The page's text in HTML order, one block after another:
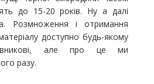
до 15-20 років. Ну а далі
Розмноження і отримання
доступно будь-якому
але про це ми
разу.